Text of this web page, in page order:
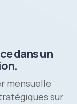
dans un
mensuelle
sur